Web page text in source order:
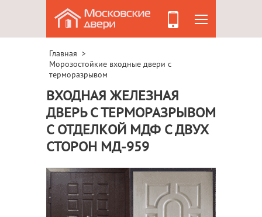
Главная >
Морозостойкие входные двери с
терморазрывом
ВХОДНАЯ ЖЕЛЕЗНАЯ
ДВЕРЬ С ТЕРМОРАЗРЫВОМ
С ОТДЕЛКОЙ МДФ С ДВУХ
СТОРОН МД-959